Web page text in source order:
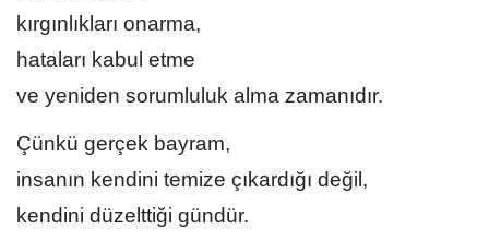
kırgınlıkları onarma,
hataları kabul etme
ve yeniden sorumluluk alma zamanıdır.
Çünkü gerçek bayram,
insanın kendini temize çıkardığı değil,
kendini düzelttiği gündür.